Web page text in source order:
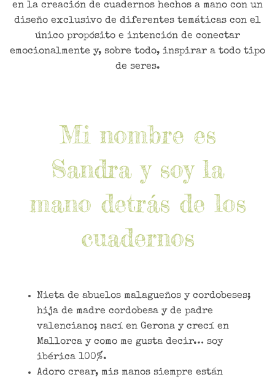
en la creación de cuadernos hechos a mano con un
diseño exclusivo de diferentes temáticas con el
único propósito e intención de conectar
emocionalmente y, sobre todo, inspirar a todo tipo
de seres.
Mi nombre es
Sandra y soy la
mano detrás de los
cuadernos
Nieta de abuelos malagueños y cordobeses;
hija de madre cordobesa y de padre
valenciano; nací en Gerona y crecí en
Mallorca y como me gusta decir… soy
ibérica 100%.
Adoro crear, mis manos siempre están